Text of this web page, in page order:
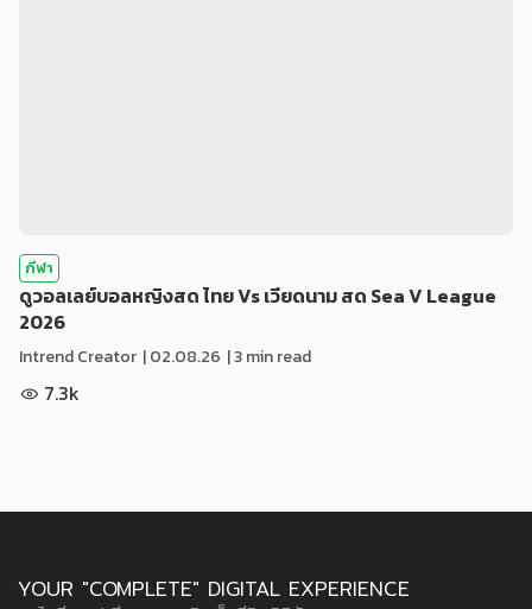
กีฬา
ดูวอลเลย์บอลหญิงสด ไทย Vs เวียดนาม สด Sea V League
2026
Intrend Creator |02.08.26 | 3 min read
7.3k
YOUR "COMPLETE" DIGITAL EXPERIENCE